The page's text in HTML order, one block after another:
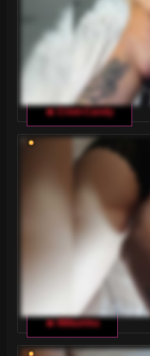
🔥 Cristi-Candy
🔥 Millashka